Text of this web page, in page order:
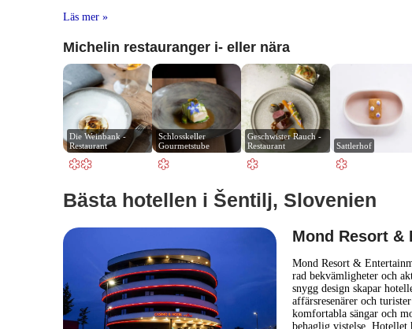
Läs mer »
Michelin restauranger i- eller nära
Die Weinbank -
Restaurant
Schlosskeller
Gourmetstube
Geschwister Rauch -
Restaurant
Sattlerhof
Bästa hotellen i Šentilj, Slovenien
Mond Resort &
Mond Resort &
rad bekvämligheter och
snygg design skapar
affärsresenärer och
komfortabla sängar och
behaglig vistelse. Hotellet